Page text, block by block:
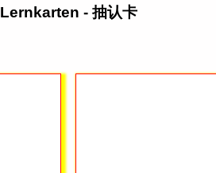
Lernkarten - 抽认卡